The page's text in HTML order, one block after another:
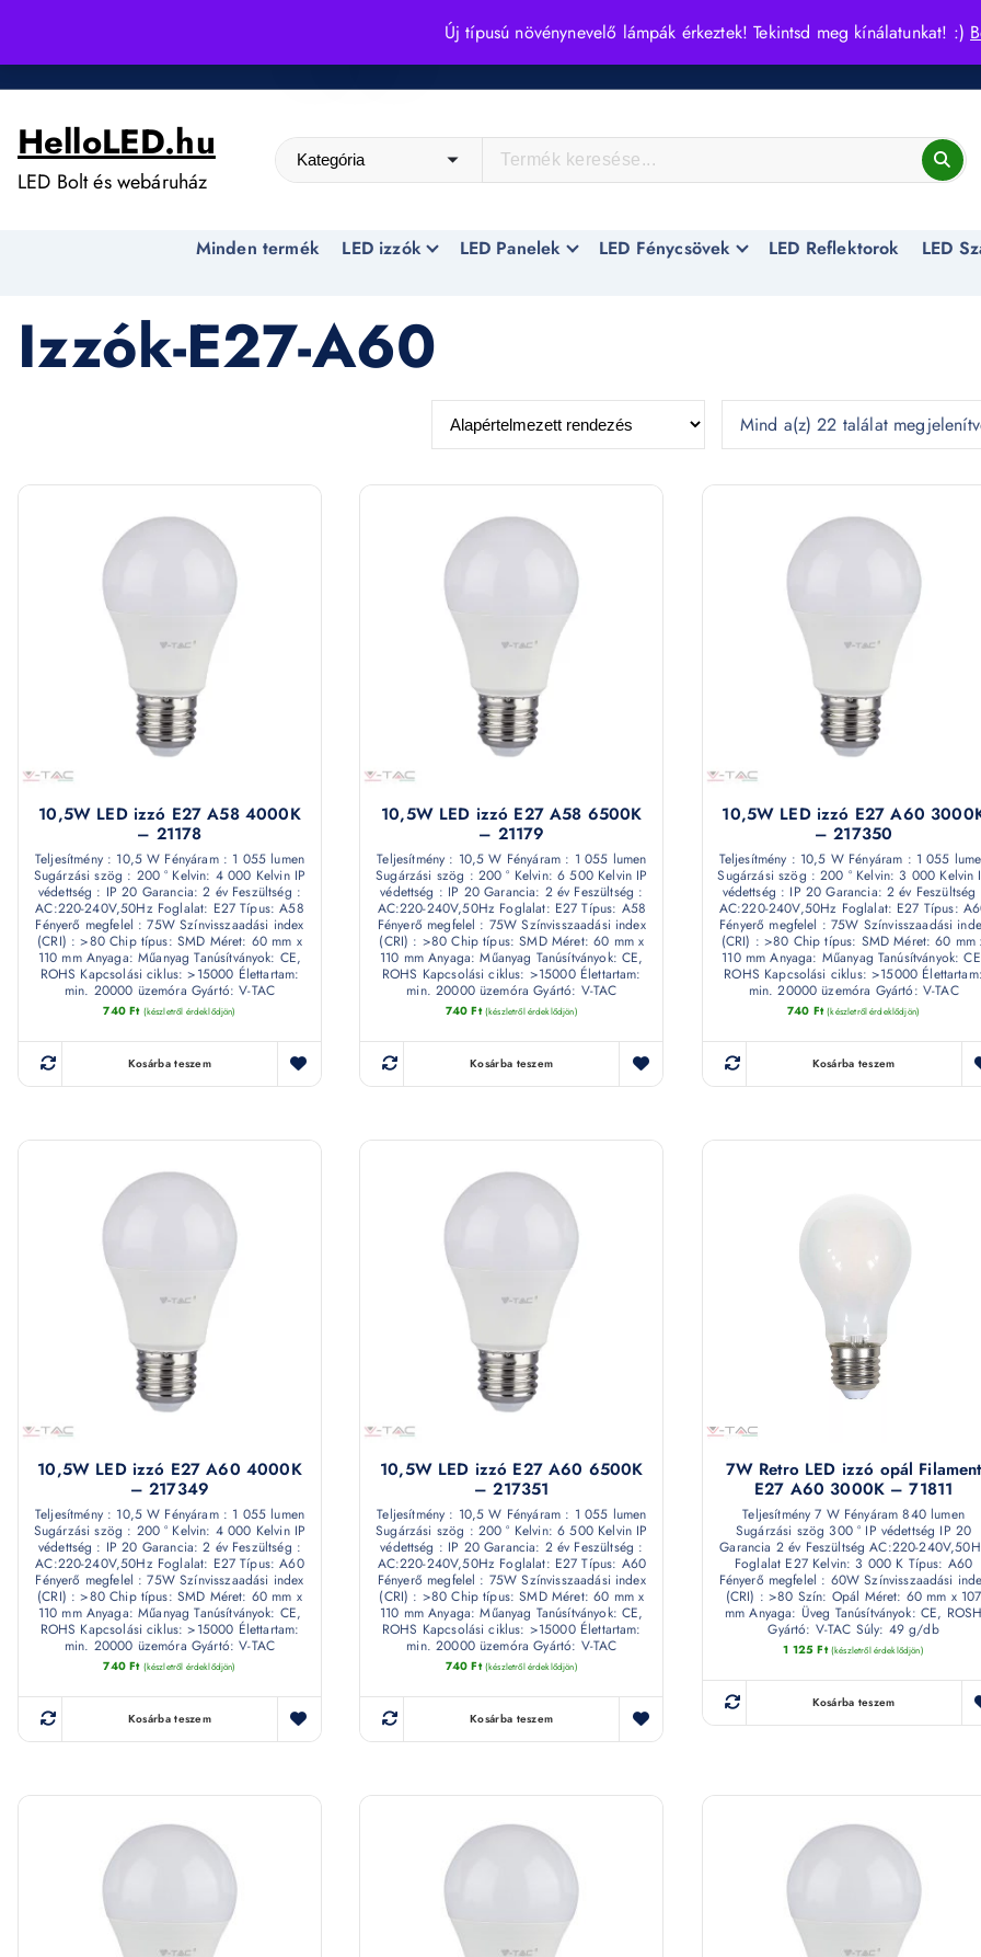
Új típusú növénynevelő lámpák érkeztek! Tekintsd meg kínálatunkat! :)
i
HelloLED.hu
LED Bolt és webáruház
Minden termék LED izzók LED Panelek LED Fénycsövek LED Reflektorok LED
Izzók-E27-A60
Mind a(z) 22 találat
10,5W LED izzó E27 A58 4000K
– 21178
Teljesítmény : 10,5 W Fényáram : 1 055 lumen
Sugárzási szög : 200 ° Kelvin: 4 000 Kelvin IP
védettség : IP 20 Garancia: 2 év Feszültség :
AC:220-240V,50Hz Foglalat: E27 Típus: A58
Fényerő megfelel : 75W Színvisszaadási index
(CRI) : >80 Chip típus: SMD Méret: 60 mm x
110 mm Anyaga: Műanyag Tanúsítványok: CE,
ROHS Kapcsolási ciklus: >15000 Élettartam:
min. 20000 üzemóra Gyártó: V-TAC
740Ft (készletről érdeklődjön)
Kosárba teszem
10,5W LED izzó E27 A58 6500K
– 21179
Teljesítmény : 10,5 W Fényáram : 1 055 lumen
Sugárzási szög : 200 ° Kelvin: 6 500 Kelvin IP
védettség : IP 20 Garancia: 2 év Feszültség :
AC:220-240V,50Hz Foglalat: E27 Típus: A58
Fényerő megfelel : 75W Színvisszaadási index
(CRI) : >80 Chip típus: SMD Méret: 60 mm x
110 mm Anyaga: Műanyag Tanúsítványok: CE,
ROHS Kapcsolási ciklus: >15000 Élettartam:
min. 20000 üzemóra Gyártó: V-TAC
740Ft (készletről érdeklődjön)
Kosárba teszem
10,5W LED izzó E27 A60
– 217350
Teljesítmény : 10,5 W Fényáram : 1 055
Sugárzási szög : 200 ° Kelvin: 3 000 Kelvin
védettség : IP 20 Garancia: 2 év Feszültség
AC:220-240V,50Hz Foglalat: E27 Típus:
Fényerő megfelel : 75W Színvisszaadási
(CRI) : >80 Chip típus: SMD Méret: 60 mm
110 mm Anyaga: Műanyag Tanúsítványok:
ROHS Kapcsolási ciklus: >15000 Élettartam:
min. 20000 üzemóra Gyártó: V-TAC
740 Ft (készletről érdeklődjön)
Kosárba teszem
10,5W LED izzó E27 A60 4000K
– 217349
Teljesítmény : 10,5 W Fényáram : 1 055 lumen
Sugárzási szög : 200 ° Kelvin: 4 000 Kelvin IP
védettség : IP 20 Garancia: 2 év Feszültség :
AC:220-240V,50Hz Foglalat: E27 Típus: A60
Fényerő megfelel : 75W Színvisszaadási index
(CRI) : >80 Chip típus: SMD Méret: 60 mm x
110 mm Anyaga: Műanyag Tanúsítványok: CE,
ROHS Kapcsolási ciklus: >15000 Élettartam:
min. 20000 üzemóra Gyártó: V-TAC
740Ft (készletről érdeklődjön)
Kosárba teszem
10,5W LED izzó E27 A60 6500K
– 217351
Teljesítmény : 10,5 W Fényáram : 1 055 lumen
Sugárzási szög : 200 ° Kelvin: 6 500 Kelvin IP
védettség : IP 20 Garancia: 2 év Feszültség :
AC:220-240V,50Hz Foglalat: E27 Típus: A60
Fényerő megfelel : 75W Színvisszaadási index
(CRI) : >80 Chip típus: SMD Méret: 60 mm x
110 mm Anyaga: Műanyag Tanúsítványok: CE,
ROHS Kapcsolási ciklus: >15000 Élettartam:
min. 20000 üzemóra Gyártó: V-TAC
740Ft (készletről érdeklődjön)
Kosárba teszem
7W Retro LED izzó opál Filament
E27 A60 3000K – 71811
Teljesítmény 7 W Fényáram 840 lumen
Sugárzási szög 300 ° IP védettség IP 20
Garancia 2 év Feszültség AC:220-
Foglalat E27 Kelvin: 3 000 K Típus: A60
Fényerő megfelel : 60W Színvisszaadási
(CRI) : >80 Szín: Opál Méret: 60 mm x 107
mm Anyaga: Üveg Tanúsítványok: CE, ROSH
Gyártó: V-TAC Súly: 49 g/db
1 125Ft (készletről érdeklődjön)
Kosárba teszem